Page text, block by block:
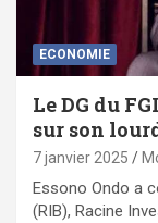
ECONOMIE
Le DG du
sur son
7 janvier 2025
Essono Ondo a
(RIB), Racine